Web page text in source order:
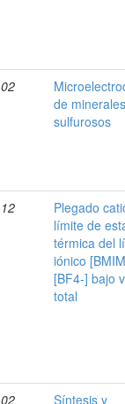
de minerales
sulfurosos
Plegado
límite de
térmica del
iónico
[BF4-] bajo
total
Síntesis y